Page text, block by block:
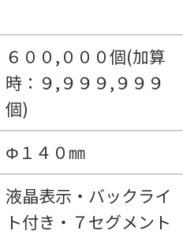
６００,０００個(加算
時：９,９９９,９９９
個)
Φ１４０㎜
液晶表示・バックライ
ト付き・７セグメント